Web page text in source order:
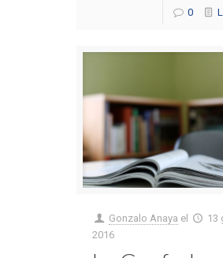
0
Gonzalo Anaya el
13
2016